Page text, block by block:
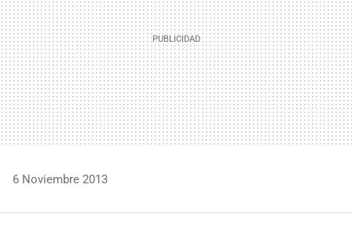
6 Noviembre 2013